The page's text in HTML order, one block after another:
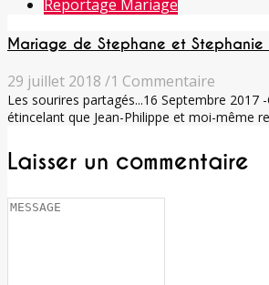
Reportage Mariage
Mariage de Stephane et Stephanie à
29 juillet 2018 /1 Commentaire
Les sourires partagés...16 Septembre 2017
étincelant que Jean-Philippe et moi-même
Laisser un commentaire